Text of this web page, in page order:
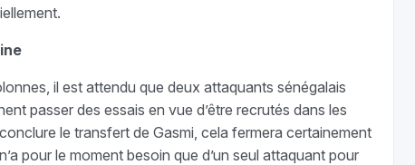
il est attendu que deux attaquants sénégalais
passer des essais en vue d’être recrutés dans les
le transfert de Gasmi, cela fermera certainement
pour le moment besoin que d’un seul attaquant pour